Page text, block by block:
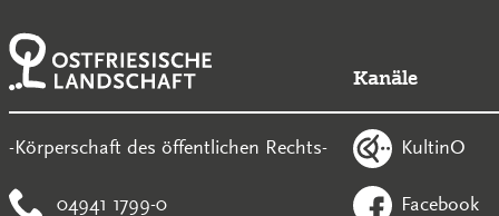
-Körperschaft des öffentlichen Rechts-
04941 1799-0
Kanäle
KultinO
Facebook